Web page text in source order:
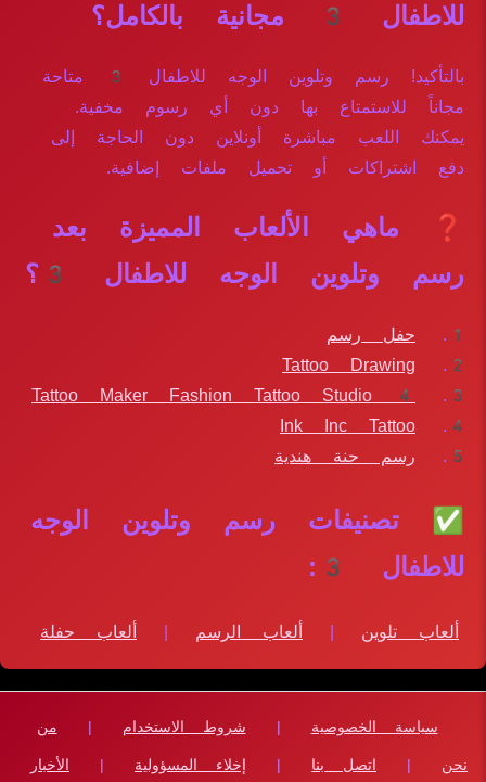
للاطفال 3 مجانية بالكامل؟
بالتأكيد! رسم وتلوين الوجه للاطفال 3 متاحة
مجاناً للاستمتاع بها دون أي رسوم مخفية.
يمكنك اللعب مباشرة أونلاين دون الحاجة إلى
دفع اشتراكات أو تحميل ملفات إضافية.
❓ ماهي الألعاب المميزة بعد
رسم وتلوين الوجه للاطفال 3؟
حفل رسم
Tattoo Drawing
Tattoo Maker Fashion Tattoo Studio 4
Ink Inc Tattoo
رسم حنة هندية
✅ تصنيفات رسم وتلوين الوجه
للاطفال 3:
ألعاب تلوين | ألعاب الرسم | ألعاب حفلة
سياسة الخصوصية | شروط الاستخدام | من
نحن | اتصل بنا | إخلاء المسؤولية | الأخبار